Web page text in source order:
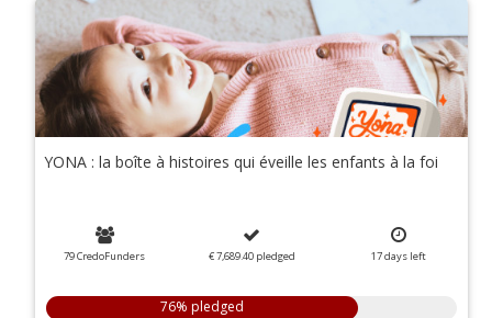
YONA : la boîte à histoires qui éveille les enfants à la foi
79 CredoFunders € 7,689.40 pledged 17daysleft
76% pledged